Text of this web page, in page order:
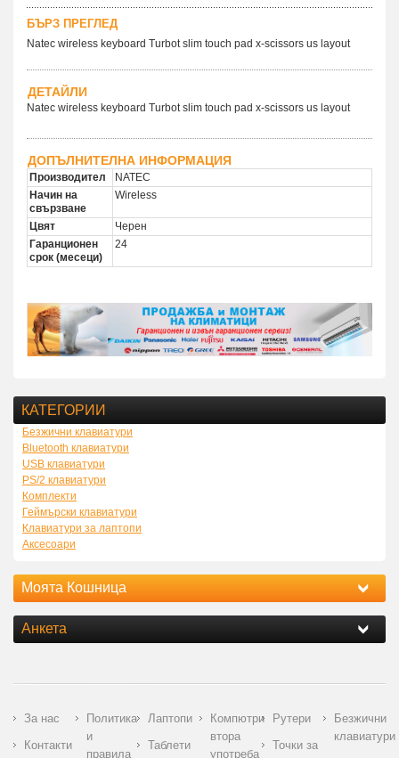
БЪРЗ ПРЕГЛЕД
Natec wireless keyboard Turbot slim touch pad x-scissors us layout
ДЕТАЙЛИ
Natec wireless keyboard Turbot slim touch pad x-scissors us layout
ДОПЪЛНИТЕЛНА ИНФОРМАЦИЯ
Производител
NATEC
Начин на
свързване
Wireless
Цвят
Черен
Гаранционен
срок (месеци)
24
КАТЕГОРИИ
Безжични клавиатури
Bluetooth клавиатури
USB клавиатури
PS/2 клавиатури
Комплекти
Геймърски клавиатури
Клавиатури за лаптопи
Аксесоари
Моята Кошница
Анкета
За нас
Контакти
Политика
и
правила
Лаптопи
Таблети
Компютри
втора
употреба
Рутери
Точки за
Безжични
клавиатури